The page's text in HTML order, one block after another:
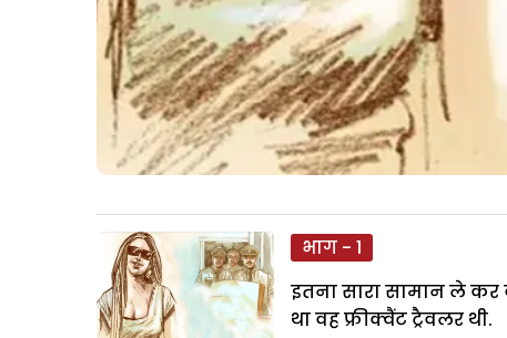
भाग - 1
इतना सारा सामान ले कर
था वह फ्रीक्वैंट ट्रैवलर थी.